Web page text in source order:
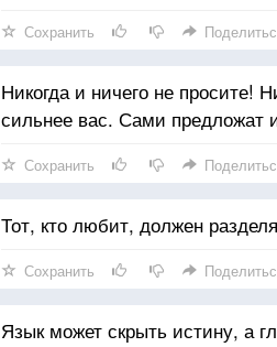
Сохранить
Никогда и ничего не просите!
сильнее вас. Сами предложат
Сохранить
Тот, кто любит, должен
Сохранить
Язык может скрыть истину, а